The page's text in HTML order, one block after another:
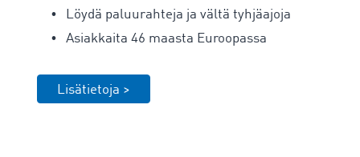
Löydä paluurahteja ja vältä tyhjäajoja
Asiakkaita 46 maasta Euroopassa
Lisätietoja >